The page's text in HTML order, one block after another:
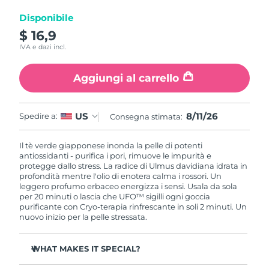
Disponibile
$ 16,9
IVA e dazi incl.
Aggiungi al carrello
Spedire a: US Consegna stimata: 8/11/26
Il tè verde giapponese inonda la pelle di potenti
antiossidanti - purifica i pori, rimuove le impurità e
protegge dallo stress. La radice di Ulmus davidiana idrata in
profondità mentre l'olio di enotera calma i rossori. Un
leggero profumo erbaceo energizza i sensi. Usala da sola
per 20 minuti o lascia che UFO™ sigilli ogni goccia
purificante con Cryo-terapia rinfrescante in soli 2 minuti. Un
nuovo inizio per la pelle stressata.
WHAT MAKES IT SPECIAL?
RAS di Macao
Malta Consegna stimata 10/8/26
Messico Consegna stimata
Monaco Consegna stimata
Paesi Bassi Consegna stimata10/8/26
Nuova Zelanda Consegna stimata
Oman